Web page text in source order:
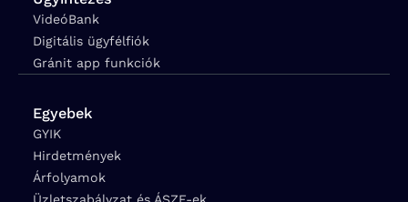
VideóBank
Digitális ügyfélfiók
Gránit app funkciók
Egyebek
GYIK
Hirdetmények
Árfolyamok